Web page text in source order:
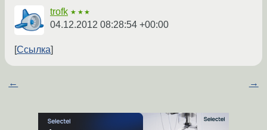
trofk ★★★
04.12.2012 08:28:54 +00:00
Ссылка
← →